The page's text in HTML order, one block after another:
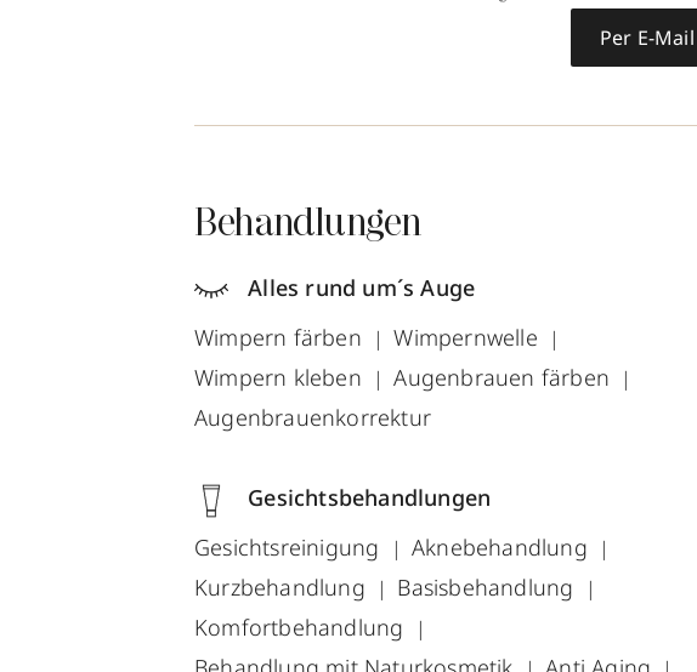
Per E-
Behandlungen
Alles rund um´s Auge
Wimpern färben
Wimpernwelle
Wimpern kleben
Augenbrauen färben
Augenbrauenkorrektur
Gesichtsbehandlungen
Gesichtsreinigung
Aknebehandlung
Kurzbehandlung
Basisbehandlung
Komfortbehandlung